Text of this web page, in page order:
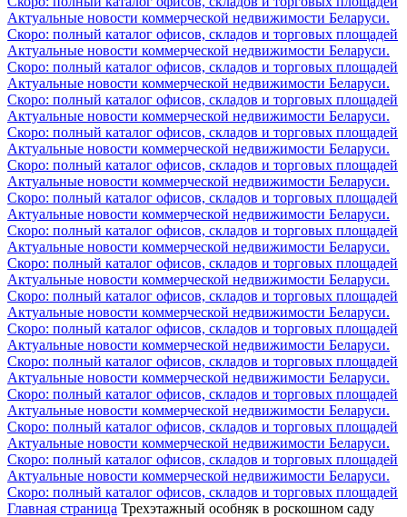
Актуальные новости коммерческой недвижимости Беларуси.
Скоро: полный каталог офисов, складов и торговых площадей
Актуальные новости коммерческой недвижимости Беларуси.
Скоро: полный каталог офисов, складов и торговых площадей
Актуальные новости коммерческой недвижимости Беларуси.
Скоро: полный каталог офисов, складов и торговых площадей
Актуальные новости коммерческой недвижимости Беларуси.
Скоро: полный каталог офисов, складов и торговых площадей
Актуальные новости коммерческой недвижимости Беларуси.
Скоро: полный каталог офисов, складов и торговых площадей
Актуальные новости коммерческой недвижимости Беларуси.
Скоро: полный каталог офисов, складов и торговых площадей
Актуальные новости коммерческой недвижимости Беларуси.
Скоро: полный каталог офисов, складов и торговых площадей
Актуальные новости коммерческой недвижимости Беларуси.
Скоро: полный каталог офисов, складов и торговых площадей
Актуальные новости коммерческой недвижимости Беларуси.
Скоро: полный каталог офисов, складов и торговых площадей
Актуальные новости коммерческой недвижимости Беларуси.
Скоро: полный каталог офисов, складов и торговых площадей
Актуальные новости коммерческой недвижимости Беларуси.
Скоро: полный каталог офисов, складов и торговых площадей
Актуальные новости коммерческой недвижимости Беларуси.
Скоро: полный каталог офисов, складов и торговых площадей
Актуальные новости коммерческой недвижимости Беларуси.
Скоро: полный каталог офисов, складов и торговых площадей
Актуальные новости коммерческой недвижимости Беларуси.
Скоро: полный каталог офисов, складов и торговых площадей
Актуальные новости коммерческой недвижимости Беларуси.
Скоро: полный каталог офисов, складов и торговых площадей
Главная страница Трехэтажный особняк в роскошном саду